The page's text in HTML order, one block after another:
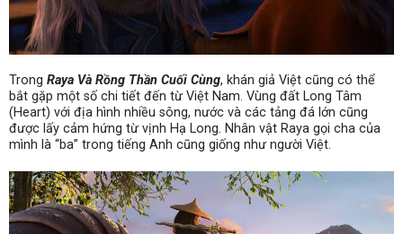
Trong Raya Và Rồng Thần Cuối Cùng, khán giả Việt cũng có thể
bắt gặp một số chi tiết đến từ Việt Nam. Vùng đất Long Tâm
(Heart) với địa hình nhiều sông, nước và các tảng đá lớn cũng
được lấy cảm hứng từ vịnh Hạ Long. Nhân vật Raya gọi cha của
mình là “ba” trong tiếng Anh cũng giống như người Việt.